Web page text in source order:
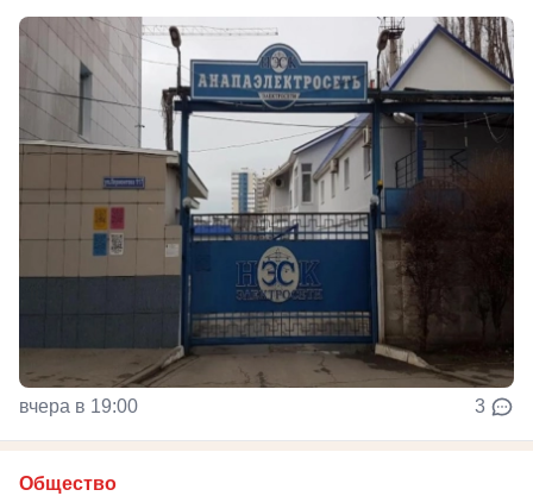
вчера в 19:00 3
Общество